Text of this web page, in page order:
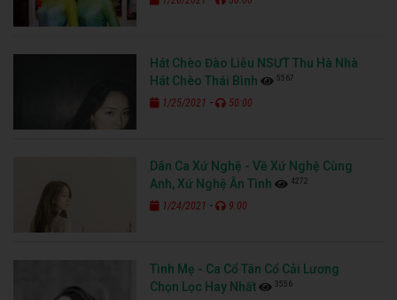
Hát Chèo Đào Liễu NSƯT Thu Hà Nhà
Hát Chèo Thái Bình
5567
1/25/2021 - 50:00
Dân Ca Xứ Nghệ - Về Xứ Nghệ Cùng
Anh, Xứ Nghệ Ân Tình
4272
1/24/2021 - 9:00
Tình Mẹ - Ca Cổ Tân Cổ Cải Lương
Chọn Lọc Hay Nhất
3556